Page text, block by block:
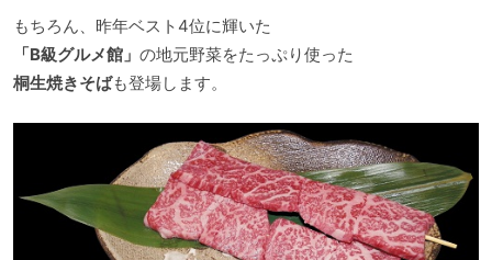
もちろん、昨年ベスト4位に輝いた
「B級グルメ館」 の地元野菜をたっぷり使った
桐生焼きそばも登場します。